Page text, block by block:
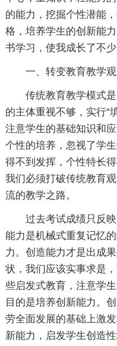
的能力，挖掘个性潜能
格，培养学生的创新能
书学习，使我成长了不
一、转变教育教学
传统教育教学模式
的主体重视不够，实行“
注意学生的基础知识和
个性的培养，忽视了学
得不到发挥，个性特长
我们必须打破传统教育
流的教学之路。
过去考试成绩只反
能力是机械式重复记忆
力。创造能力才是出成
状，我们应该实事求是
些启发式教育，注意学
目的是培养创新能力。
劳全面发展的基础上激
新能力，启发学生创造